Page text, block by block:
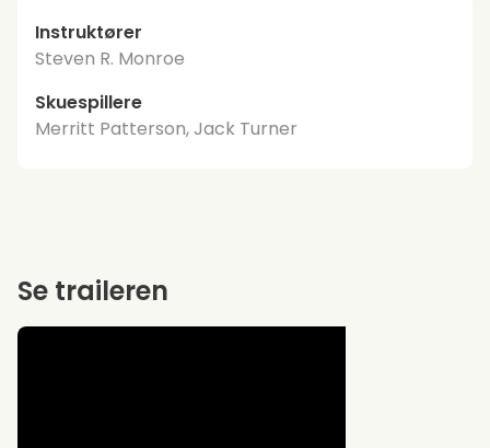
Instruktører
Steven R. Monroe
Skuespillere
Merritt Patterson, Jack Turner
Se traileren